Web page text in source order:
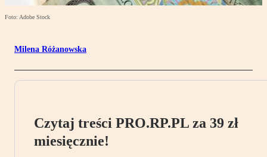
Foto: Adobe Stock
Milena Różanowska
Czytaj treści PRO.RP.PL za 39 zł
miesięcznie!